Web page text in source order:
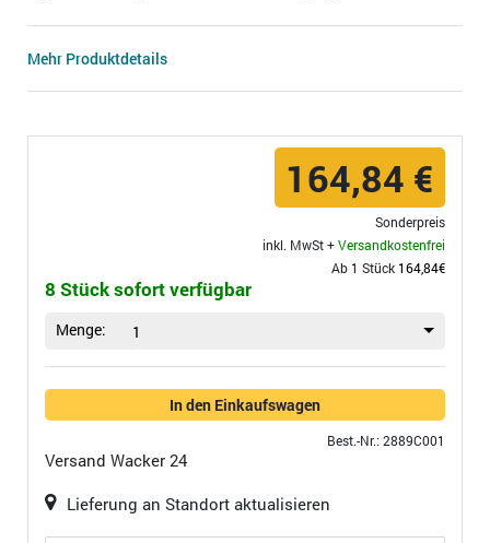
Mehr Produktdetails
164,84 €
Sonderpreis
inkl. MwSt +Versandkostenfrei
Ab 1 Stück 164,84€
8 Stück sofort verfügbar
Menge: 1
In den Einkaufswagen
Best.-Nr.: 2889C001
Versand Wacker 24
Lieferung an Standort aktualisieren